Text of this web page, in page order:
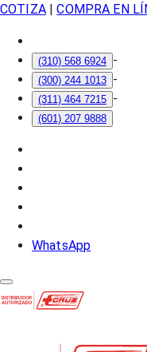
COTIZA| COMPRA EN
(310) 568 6924 -
(300) 244 1013 -
(311) 464 7215 -
(601) 207 9888
WhatsApp